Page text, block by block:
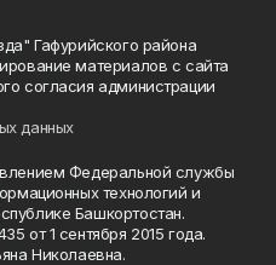
Гафурийского района
материалов с сайта
согласия администрации
данных
Федеральной службы
технологий и
Башкортостан.
от 1 сентября 2015 года.
Николаевна.